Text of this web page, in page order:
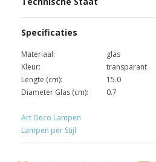
Specificaties
Materiaal:
glas
Kleur:
transparant
Lengte (cm):
15.0
Diameter Glas (cm):
0.7
Art Deco Lampen
Lampen per Stijl